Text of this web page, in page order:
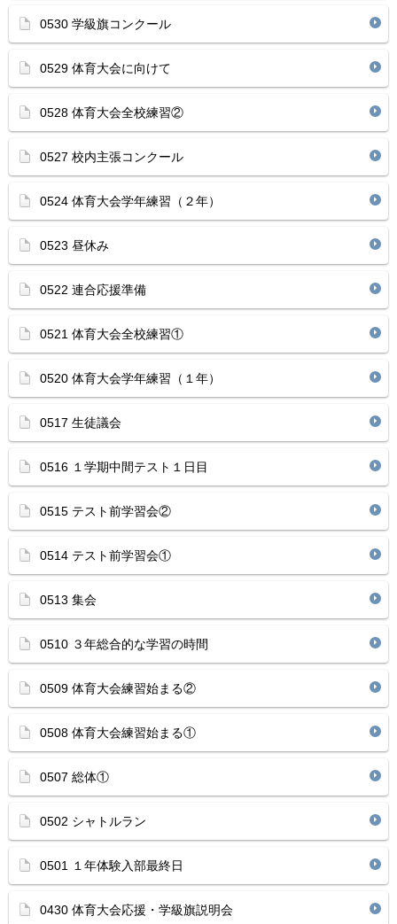
0530 学級旗コンクール
0529 体育大会に向けて
0528 体育大会全校練習②
0527 校内主張コンクール
0524 体育大会学年練習（２年）
0523 昼休み
0522 連合応援準備
0521 体育大会全校練習①
0520 体育大会学年練習（１年）
0517 生徒議会
0516 １学期中間テスト１日目
0515 テスト前学習会②
0514 テスト前学習会①
0513 集会
0510 ３年総合的な学習の時間
0509 体育大会練習始まる②
0508 体育大会練習始まる①
0507 総体①
0502 シャトルラン
0501 １年体験入部最終日
0430 体育大会応援・学級旗説明会